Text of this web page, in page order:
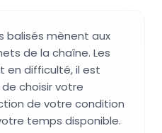
balisés mènent aux
de la chaîne. Les
en difficulté, il est
choisir votre
de votre condition
temps disponible.